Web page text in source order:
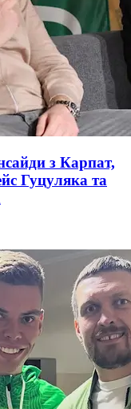
з Карпат,
Гуцуляка та